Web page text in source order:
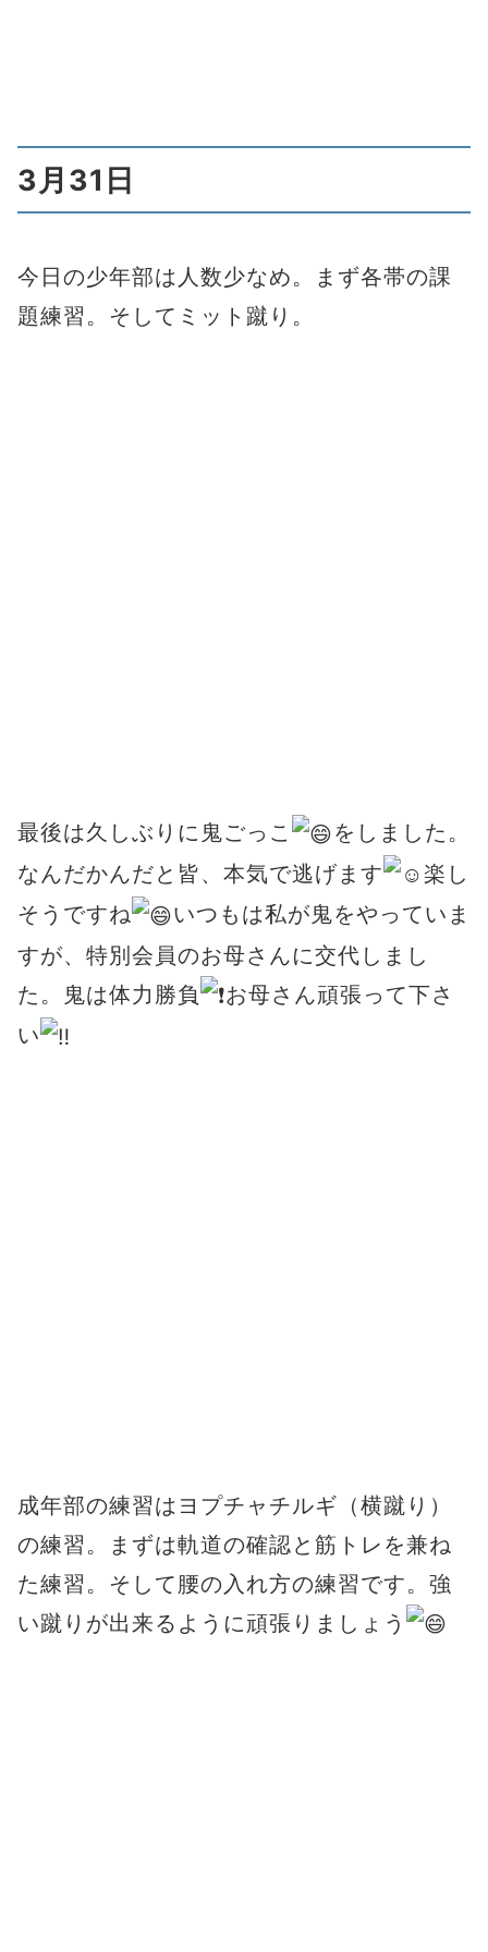
3月31日
今日の少年部は人数少なめ。まず各帯の課
題練習。そしてミット蹴り。
最後は久しぶりに鬼ごっこ
をしました。
なんだかんだと皆、本気で逃げます
楽し
そうですね
いつもは私が鬼をやっていま
すが、特別会員のお母さんに交代しまし
た。鬼は体力勝負
お母さん頑張って下さ
い
成年部の練習はヨプチャチルギ（横蹴り）
の練習。まずは軌道の確認と筋トレを兼ね
た練習。そして腰の入れ方の練習です。強
い蹴りが出来るように頑張りましょう